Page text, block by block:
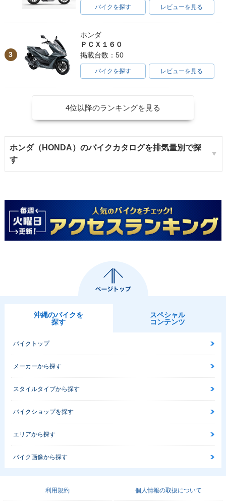
バイクを探す レビューを見る
3
ホンダ
ＰＣＸ１６０
掲載台数：50
バイクを探す レビューを見る
4位以降のランキングを見る
ホンダ（HONDA）のバイクカタログを排気量別で探
す
沖縄のバイクを
探す
スペシャル
コンテンツ
バイクトップ
メーカーから探す
スタイルタイプから探す
バイクショップを探す
エリアから探す
バイク画像から探す
利用規約 個人情報の取扱について